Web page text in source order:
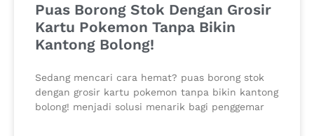
Puas Borong Stok Dengan Grosir
Kartu Pokemon Tanpa Bikin
Kantong Bolong!
Sedang mencari cara hemat? puas borong stok
dengan grosir kartu pokemon tanpa bikin kantong
bolong! menjadi solusi menarik bagi penggemar